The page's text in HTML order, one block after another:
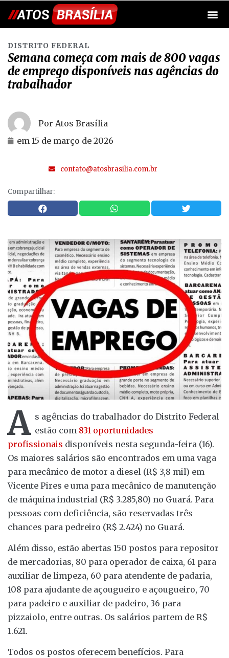
DISTRITO FEDERAL
Semana começa com mais de 800 vagas
de emprego disponíveis nas agências do
trabalhador
Por Atos Brasília
em 15 de março de 2026
contato@atosbrasilia.com.br
Compartilhar:
A s agências do trabalhador do Distrito Federal
estão com 831 oportunidades
profissionais disponíveis nesta segunda-feira (16).
Os maiores salários são encontrados em uma vaga
para mecânico de motor a diesel (R$ 3,8 mil) em
Vicente Pires e uma para mecânico de manutenção
de máquina industrial (R$ 3.285,80) no Guará. Para
pessoas com deficiência, são reservadas três
chances para pedreiro (R$ 2.424) no Guará.
Além disso, estão abertas 150 postos para repositor
de mercadorias, 80 para operador de caixa, 61 para
auxiliar de limpeza, 60 para atendente de padaria,
108 para ajudante de açougueiro e açougueiro, 70
para padeiro e auxiliar de padeiro, 36 para
pizzaiolo, entre outras. Os salários partem de R$
1.621.
Todos os postos oferecem benefícios. Para